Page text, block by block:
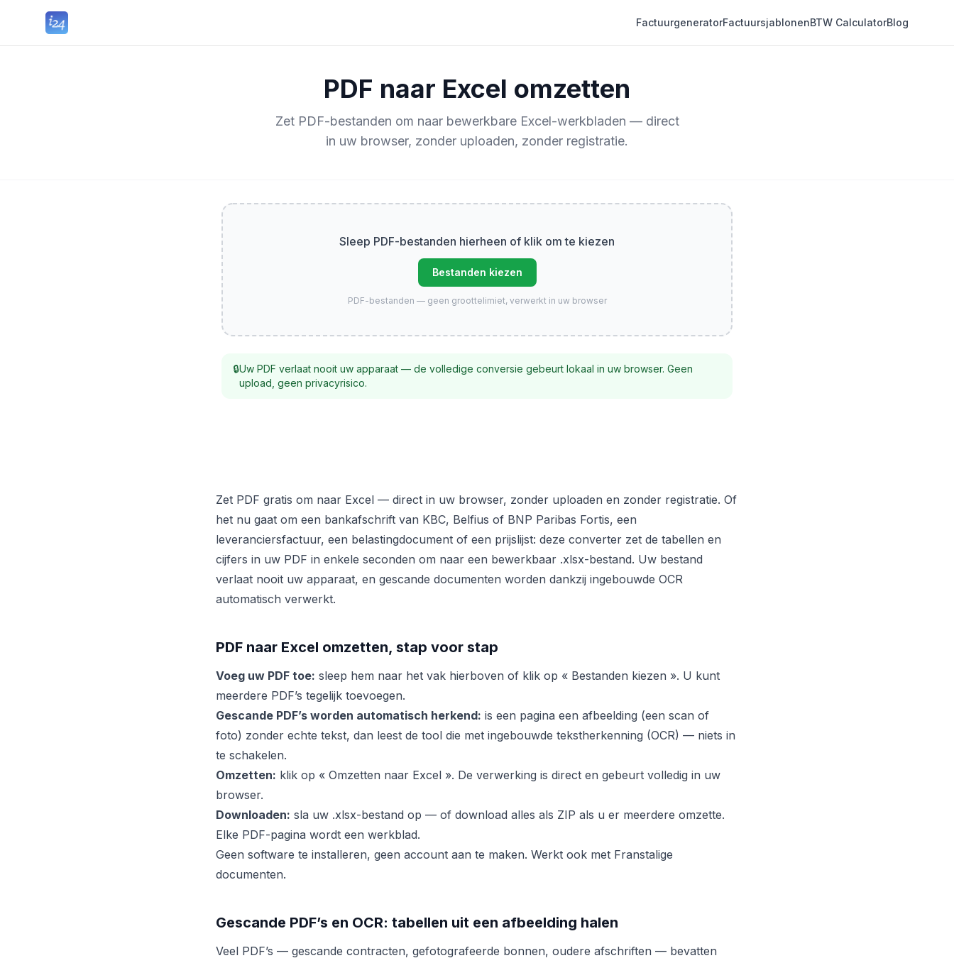
FactuurgeneratorFactuursjablonenBTW CalculatorBlog
PDF naar Excel omzetten
Zet PDF-bestanden om naar bewerkbare Excel-werkbladen — direct
in uw browser, zonder uploaden, zonder registratie.
Sleep PDF-bestanden hierheen of klik om te kiezen
Bestanden kiezen
PDF-bestanden — geen groottelimiet, verwerkt in uw browser
🔒Uw PDF verlaat nooit uw apparaat — de volledige conversie gebeurt lokaal in uw browser. Geen
upload, geen privacyrisico.
Zet PDF gratis om naar Excel — direct in uw browser, zonder uploaden en zonder registratie. Of
het nu gaat om een bankafschrift van KBC, Belfius of BNP Paribas Fortis, een
leveranciersfactuur, een belastingdocument of een prijslijst: deze converter zet de tabellen en
cijfers in uw PDF in enkele seconden om naar een bewerkbaar .xlsx-bestand. Uw bestand
verlaat nooit uw apparaat, en gescande documenten worden dankzij ingebouwde OCR
automatisch verwerkt.
PDF naar Excel omzetten, stap voor stap
Voeg uw PDF toe: sleep hem naar het vak hierboven of klik op « Bestanden kiezen ». U kunt
meerdere PDF’s tegelijk toevoegen.
Gescande PDF’s worden automatisch herkend: is een pagina een afbeelding (een scan of
foto) zonder echte tekst, dan leest de tool die met ingebouwde tekstherkenning (OCR) — niets in
te schakelen.
Omzetten: klik op « Omzetten naar Excel ». De verwerking is direct en gebeurt volledig in uw
browser.
Downloaden: sla uw .xlsx-bestand op — of download alles als ZIP als u er meerdere omzette.
Elke PDF-pagina wordt een werkblad.
Geen software te installeren, geen account aan te maken. Werkt ook met Franstalige
documenten.
Gescande PDF’s en OCR: tabellen uit een afbeelding halen
Veel PDF’s — gescande contracten, gefotografeerde bonnen, oudere afschriften — bevatten